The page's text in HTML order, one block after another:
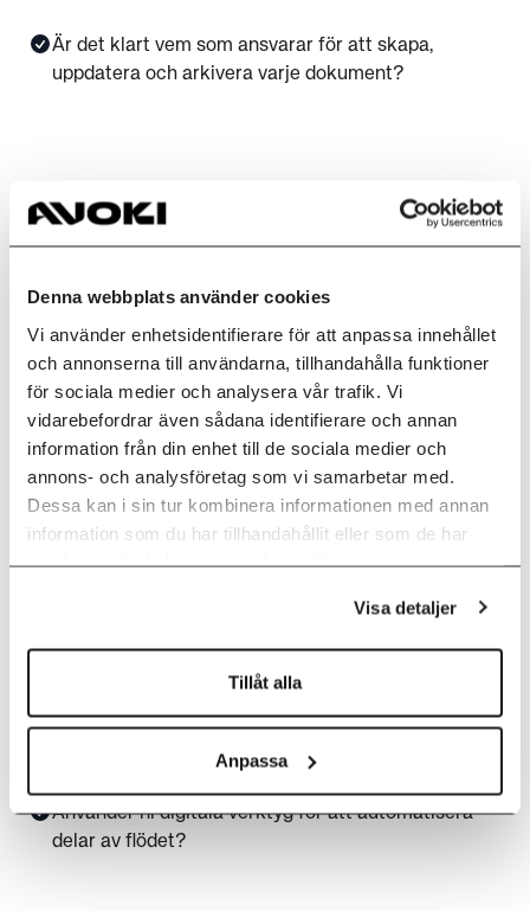
Denna webbplats använder cookies
Vi använder enhetsidentifierare för att anpassa innehållet
och annonserna till användarna, tillhandahålla funktioner
för sociala medier och analysera vår trafik. Vi
vidarebefordrar även sådana identifierare och annan
information från din enhet till de sociala medier och
annons- och analysföretag som vi samarbetar med.
Dessa kan i sin tur kombinera informationen med annan
information som du har tillhandahållit eller som de har
samlat in när du har använt deras tjänster.
Visa detaljer
Tillåt alla
Anpassa
Är det klart vem som ansvarar för att skapa,
uppdatera och arkivera varje dokument?
Tillgänglighet &
säkerhet
Har ni rutiner för behörighet och versionshantering?
Effektivitet & kvalitet
Är det lätt att hitta rätt dokument vid behov?
Sparas dokumenten så att de inte försvinner om
Använder ni digitala verktyg för att automatisera
delar av flödet?